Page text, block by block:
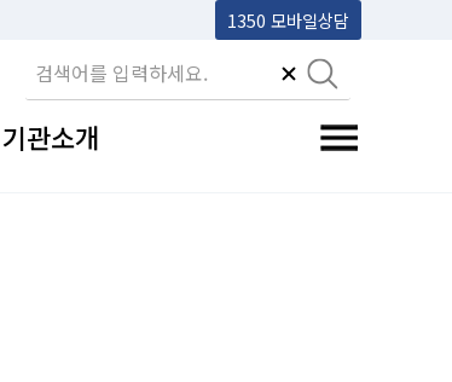
1350 모바일상담
기관소개 전체메뉴 토글